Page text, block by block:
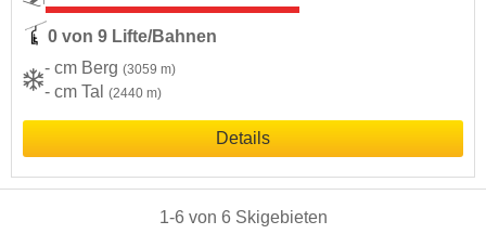
0 von 9 Lifte/Bahnen
- cm Berg (3059 m)
- cm Tal (2440 m)
Details
1-6 von 6 Skigebieten